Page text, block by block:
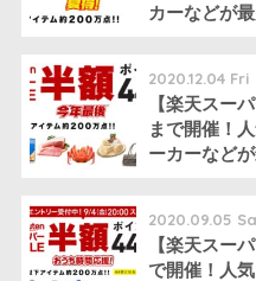
カーなどが
2020.12.04 Fri
【楽天スー
まで開催！
ーカーなど
2020.09.05
【楽天スー
で開催！人